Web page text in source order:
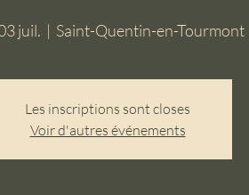
juil.
  |
Saint-Quentin-en-Tourmont
Les inscriptions sont closes
Voir d'autres événements